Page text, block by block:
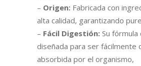
– Origen: Fabricada con
alta calidad, garantizando
– Fácil Digestión: Su fórmula
diseñada para ser fácilmente
absorbida por el organismo,